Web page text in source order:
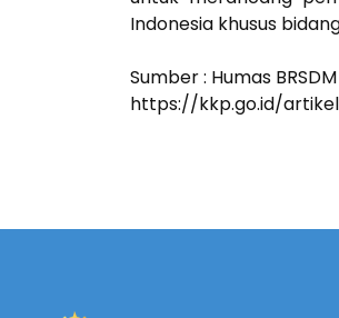
Indonesia khusus
Sumber : Humas BRSDM
https://kkp.go.id/